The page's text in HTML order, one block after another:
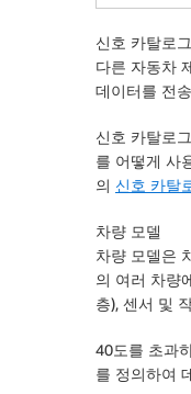
신호 카탈로
다른 자동차
데이터를 전
신호 카탈로
를 어떻게 사
의 신호 카탈
차량 모델
차량 모델은
의 여러 차량
층), 센서 및
40도를 초과
를 정의하여